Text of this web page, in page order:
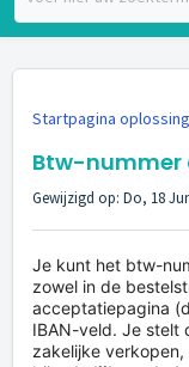
Startpagina oplossing
Btw-nummer
Gewijzigd op: Do, 18
Je kunt het btw-
zowel in de
acceptatiepagina
IBAN-veld. Je stelt
zakelijke